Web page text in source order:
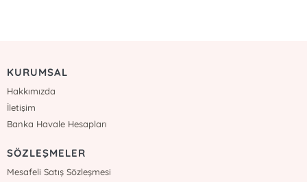
KURUMSAL
Hakkımızda
İletişim
Banka Havale Hesapları
SÖZLEŞMELER
Mesafeli Satış Sözleşmesi